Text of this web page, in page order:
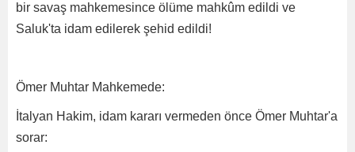
bir savaş mahkemesince ölüme mahkûm edildi ve
Saluk'ta idam edilerek şehid edildi!
Ömer Muhtar Mahkemede:
İtalyan Hakim, idam kararı vermeden önce Ömer Muhtar'a
sorar: